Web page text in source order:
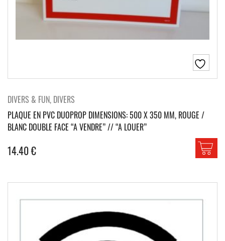
DIVERS & FUN, DIVERS
PLAQUE EN PVC DUOPROP DIMENSIONS: 500 X 350 MM, ROUGE /
BLANC DOUBLE FACE “A VENDRE” // “A LOUER”
14.40€